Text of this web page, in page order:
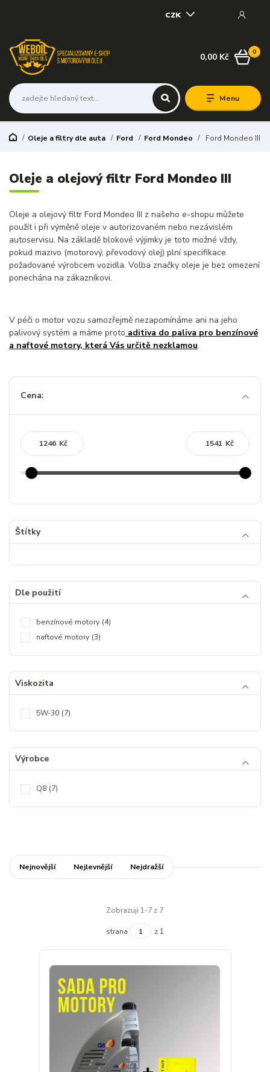
Menu
CZK
0
0,00 Kč
Oleje a filtry dle auta Ford Ford Mondeo Ford Mondeo III
Oleje a olejový filtr Ford Mondeo III
Oleje a olejový filtr Ford Mondeo III z našeho e-shopu můžete
použít i při výměně oleje v autorizovaném nebo nezávislém
autoservisu. Na základě blokové výjimky je toto možné vždy,
pokud mazivo (motorový, převodový olej) plní specifikace
požadované výrobcem vozidla. Volba značky oleje je bez omezení
ponechána na zákazníkovi.
V péči o motor vozu samozřejmě nezapomínáme ani na jeho
palivový systém a máme proto aditiva do paliva pro benzínové
a naftové motory, která Vás určitě nezklamou.
Cena:
Kč Kč
Štítky
Dle použití
benzínové motory (4)
naftové motory (3)
Viskozita
5W-30 (7)
Výrobce
Q8 (7)
Nejnovější Nejlevnější Nejdražší
Zobrazuji 1-7 z 7
strana z 1